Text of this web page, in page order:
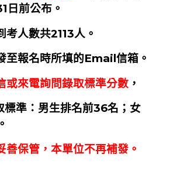
日前公布。
考人數共2113人。
至報名時所填的Email信箱。
或來電詢問錄取標準分數 ，
準：男生排名前36名；女
善保管，本單位不再補發。